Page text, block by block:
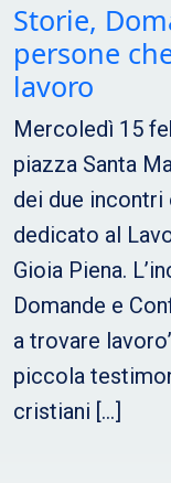
Storie,
persone
lavoro
Mercoledì 15
piazza Santa
dei due incontri
dedicato al
Gioia Piena.
Domande e
a trovare
piccola
cristiani […]